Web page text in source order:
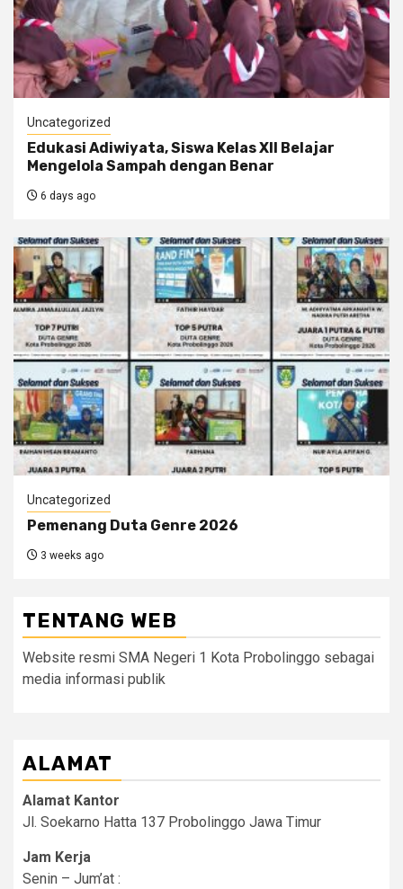
Uncategorized
Edukasi Adiwiyata, Siswa Kelas XII Belajar
Mengelola Sampah dengan Benar
6 days ago
Uncategorized
Pemenang Duta Genre 2026
3 weeks ago
TENTANG WEB
Website resmi SMA Negeri 1 Kota Probolinggo sebagai
media informasi publik
ALAMAT
Alamat Kantor
Jl. Soekarno Hatta 137 Probolinggo Jawa Timur
Jam Kerja
Senin – Jum’at :